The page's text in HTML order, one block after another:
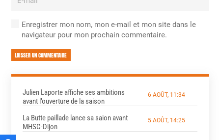
Enregistrer mon nom, mon e-mail et mon site dans le
navigateur pour mon prochain commentaire.
LAISSER UN COMMENTAIRE
Julien Laporte affiche ses ambitions
avant l’ouverture de la saison
6 AOÛT, 11:34
La Butte paillade lance sa saion avant
MHSC-Dijon
5 AOÛT, 14:25